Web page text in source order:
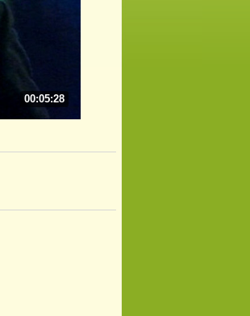
00:05:28